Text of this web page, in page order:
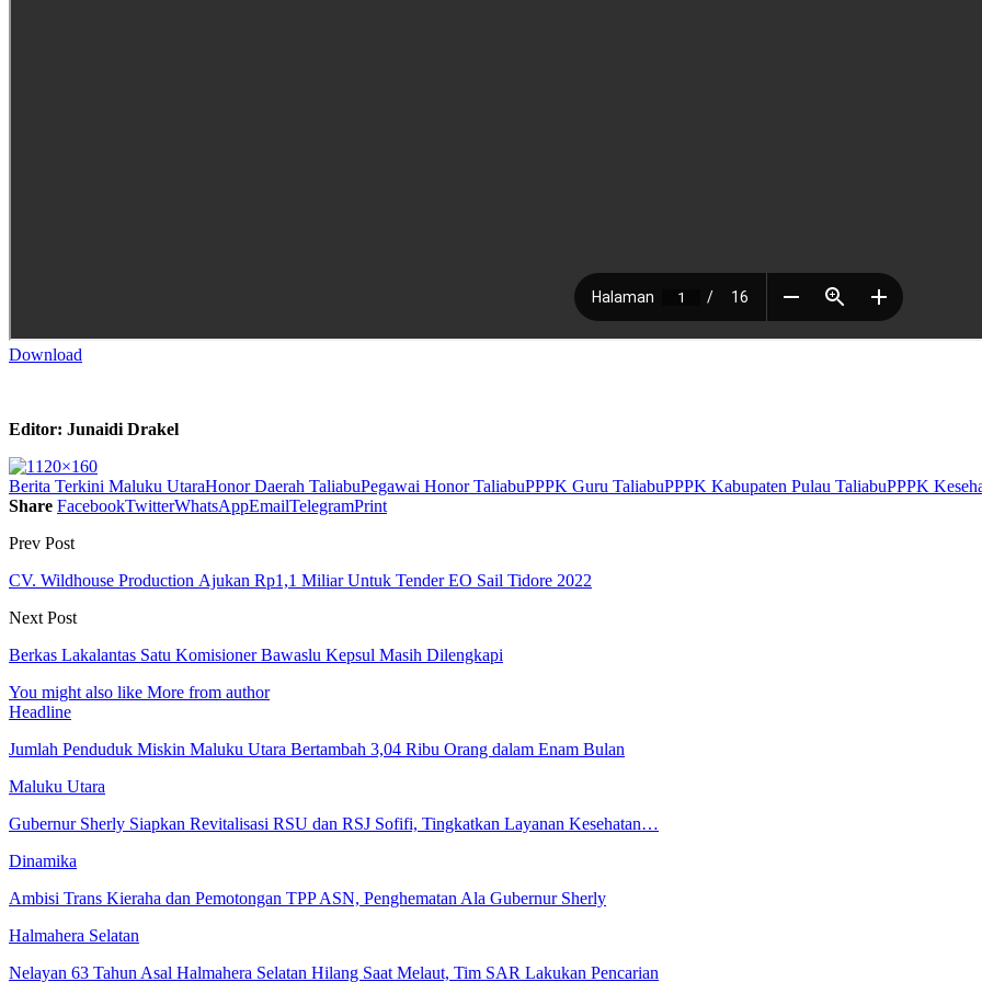
Download
Editor: Junaidi Drakel
Berita Terkini Maluku UtaraHonor Daerah TaliabuPegawai Honor TaliabuPPPK Guru TaliabuPPPK Kabupaten Pulau TaliabuPPPK
Share FacebookTwitterWhatsAppEmailTelegramPrint
Prev Post
CV. Wildhouse Production Ajukan Rp1,1 Miliar Untuk Tender EO Sail Tidore 2022
Next Post
Berkas Lakalantas Satu Komisioner Bawaslu Kepsul Masih Dilengkapi
You might also like More from author
Headline
Jumlah Penduduk Miskin Maluku Utara Bertambah 3,04 Ribu Orang dalam Enam Bulan
Maluku Utara
Gubernur Sherly Siapkan Revitalisasi RSU dan RSJ Sofifi, Tingkatkan Layanan Kesehatan…
Dinamika
Ambisi Trans Kieraha dan Pemotongan TPP ASN, Penghematan Ala Gubernur Sherly
Halmahera Selatan
Nelayan 63 Tahun Asal Halmahera Selatan Hilang Saat Melaut, Tim SAR Lakukan Pencarian